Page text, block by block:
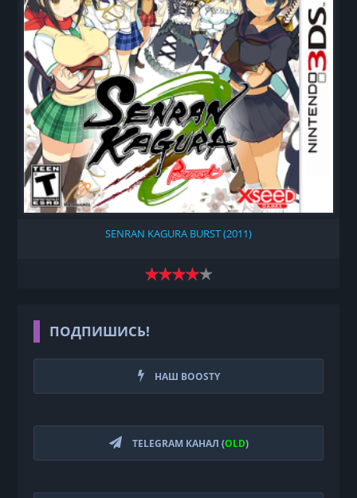
SENRAN KAGURA BURST (2011)
ПОДПИШИСЬ!
НАШ BOOSTY
TELEGRAM КАНАЛ (OLD)